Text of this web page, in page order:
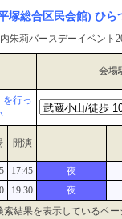
塚総合区民会館) ひら
朱莉バースデーイベント
会場
を行っ
開演
17:45
夜
19:30
夜
索結果を表示しているペー